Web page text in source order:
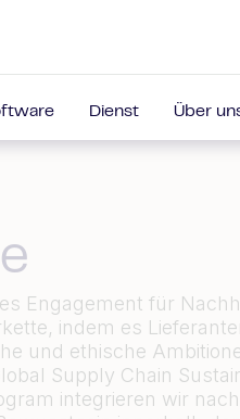
Dienst Über
Engagement für
indem es
und ethische
Supply Chain
integrieren wir